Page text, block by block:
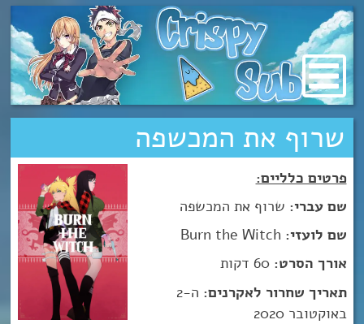
מעבר
לתוכן
שרוף את המכשפה
פרטים כלליים:
שם עברי: שרוף את המכשפה
שם לועזי:
אורך הסרט: 60 דקות
תאריך שחרור לאקרנים:
ה-2
באוקטובר 2020